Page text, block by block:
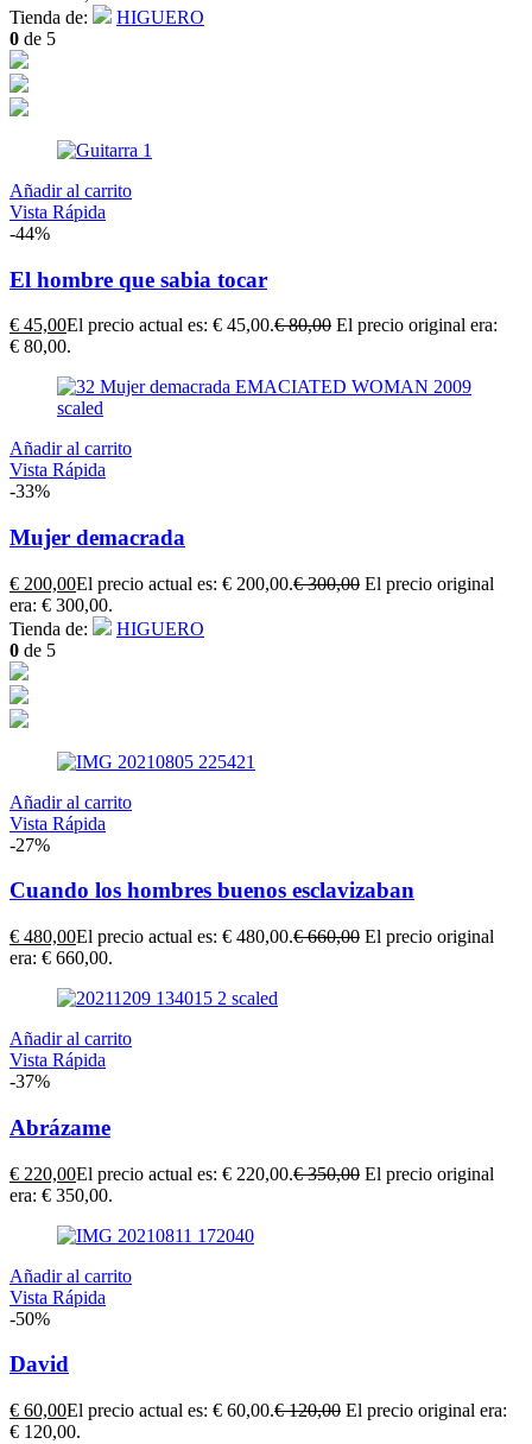
Tienda de:
HIGUERO
0 de 5
Añadir al carrito
Vista Rápida
-44%
El hombre que sabia tocar
€ 45,00El precio actual es: € 45,00.€80,00 El precio original era:
€ 80,00.
Añadir al carrito
Vista Rápida
-33%
Mujer demacrada
€ 200,00El precio actual es: € 200,00.€300,00 El precio original
era: € 300,00.
Tienda de:
HIGUERO
0 de 5
Añadir al carrito
Vista Rápida
-27%
Cuando los hombres buenos esclavizaban
€ 480,00El precio actual es: € 480,00.€660,00 El precio original
era: € 660,00.
Añadir al carrito
Vista Rápida
-37%
Abrázame
€ 220,00El precio actual es: € 220,00.€350,00 El precio original
era: € 350,00.
Añadir al carrito
Vista Rápida
-50%
David
€ 60,00El precio actual es: € 60,00.€120,00 El precio original era:
€ 120,00.